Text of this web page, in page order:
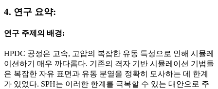
4. 연구 요약:
연구 주제의 배경:
HPDC 공정은 고속, 고압의 복잡한 유동 특성으로 인해 시뮬레
이션하기 매우 까다롭다. 기존의 격자 기반 시뮬레이션 기법들
은 복잡한 자유 표면과 유동 분열을 정확히 모사하는 데 한계
가 있었다. SPH는 이러한 한계를 극복할 수 있는 대안으로 주